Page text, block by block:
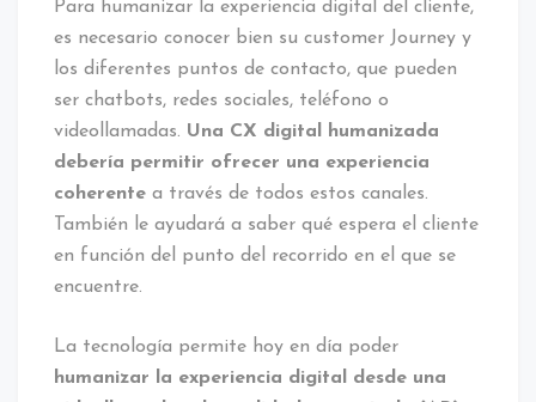
Para humanizar la experiencia digital del cliente,
es necesario conocer bien su customer Journey y
los diferentes puntos de contacto, que pueden
ser chatbots, redes sociales, teléfono o
videollamadas. Una CX digital humanizada
debería permitir ofrecer una experiencia
coherente a través de todos estos canales.
También le ayudará a saber qué espera el cliente
en función del punto del recorrido en el que se
encuentre.
La tecnología permite hoy en día poder
humanizar la experiencia digital desde una